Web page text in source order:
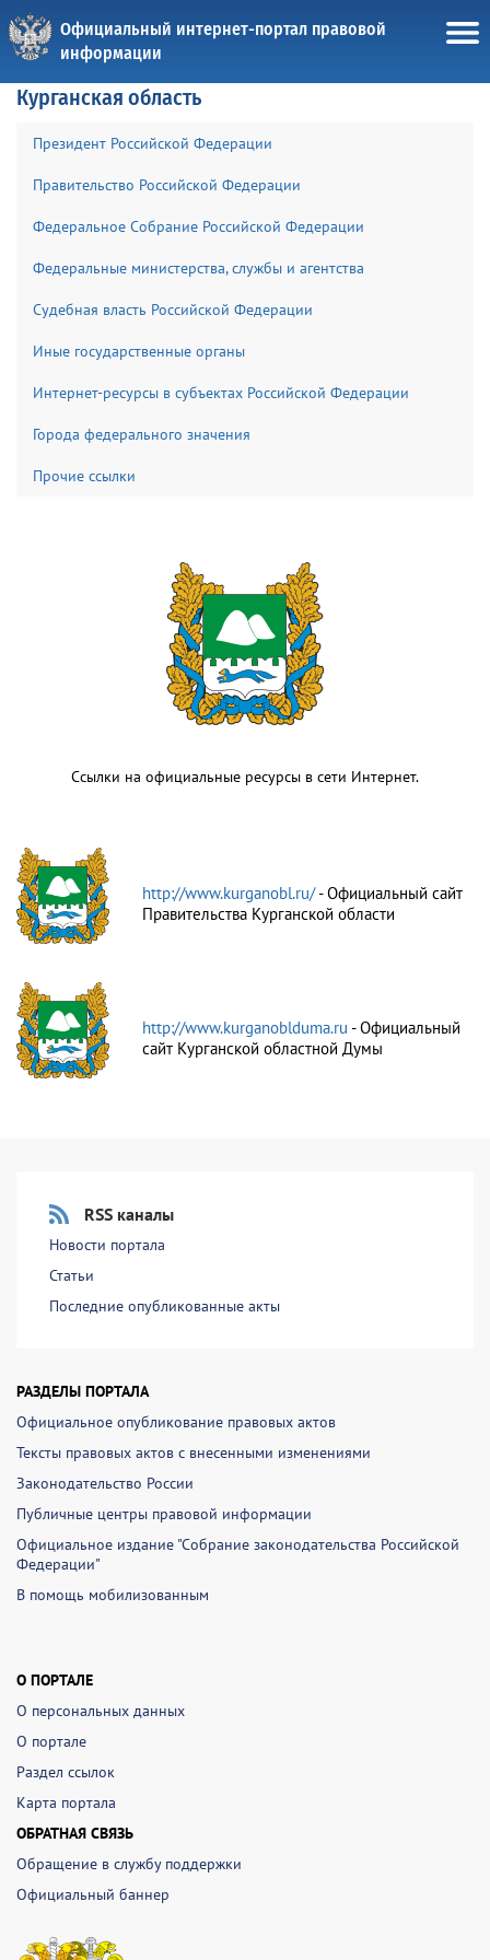
Официальный интернет-портал правовой
информации
Курганская область
Президент Российской Федерации
Правительство Российской Федерации
Федеральное Собрание Российской Федерации
Федеральные министерства, службы и агентства
Судебная власть Российской Федерации
Иные государственные органы
Интернет-ресурсы в субъектах Российской Федерации
Города федерального значения
Прочие ссылки
Ссылки на официальные ресурсы в сети Интернет.
http://www.kurganobl.ru/- Официальный сайт
Правительства Курганской области
http://www.kurganoblduma.ru - Официальный
сайт Курганской областной Думы
RSS каналы
Новости портала
Статьи
Последние опубликованные акты
РАЗДЕЛЫ ПОРТАЛА
Официальное опубликование правовых актов
Тексты правовых актов с внесенными изменениями
Законодательство России
Публичные центры правовой информации
Официальное издание "Собрание законодательства Российской
Федерации"
В помощь мобилизованным
О ПОРТАЛЕ
О персональных данных
О портале
Раздел ссылок
Карта портала
ОБРАТНАЯ СВЯЗЬ
Обращение в службу поддержки
Официальный баннер